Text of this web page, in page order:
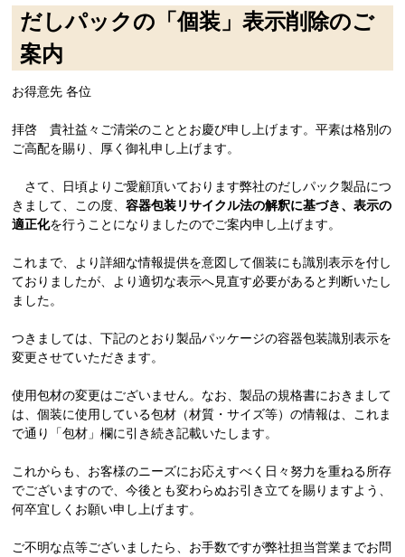
だしパックの「個装」表示削除のご
案内
お得意先 各位
拝啓 貴社益々ご清栄のこととお慶び申し上げます。平素は格別の
ご高配を賜り、厚く御礼申し上げます。
さて、日頃よりご愛顧頂いております弊社のだしパック製品につ
きまして、この度、容器包装リサイクル法の解釈に基づき、表示の
適正化を行うことになりましたのでご案内申し上げます。
これまで、より詳細な情報提供を意図して個装にも識別表示を付し
ておりましたが、より適切な表示へ見直す必要があると判断いたし
ました。
つきましては、下記のとおり製品パッケージの容器包装識別表示を
変更させていただきます。
使用包材の変更はございません。なお、製品の規格書におきまして
は、個装に使用している包材（材質・サイズ等）の情報は、これま
で通り「包材」欄に引き続き記載いたします。
これからも、お客様のニーズにお応えすべく日々努力を重ねる所存
でございますので、今後とも変わらぬお引き立てを賜りますよう、
何卒宜しくお願い申し上げます。
ご不明な点等ございましたら、お手数ですが弊社担当営業までお問